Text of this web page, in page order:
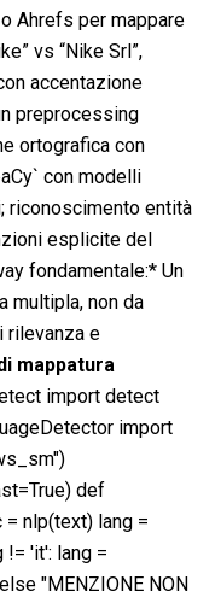
Ahrefs per mappare
vs “Nike Srl”,
accentazione
preprocessing
ortografica con
con modelli
riconoscimento entità
esplicite del
fondamentale:* Un
multipla, non da
rilevanza e
mappatura
import detect
import
def
nlp(text) lang =
'it': lang =
"MENZIONE NON